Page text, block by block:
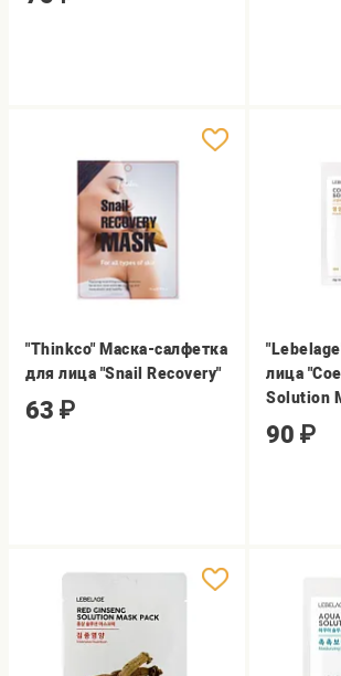
"Thinkco" Маска-салфетка
для лица "Snail Recovery"
63 ₽
лица
Solution
90 ₽